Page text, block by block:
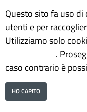
Whistleblowing Policy
del Comune di Gioia
Questo sito fa uso di
utenti e per
Utilizziamo solo
.
caso contrario è
HO CAPITO